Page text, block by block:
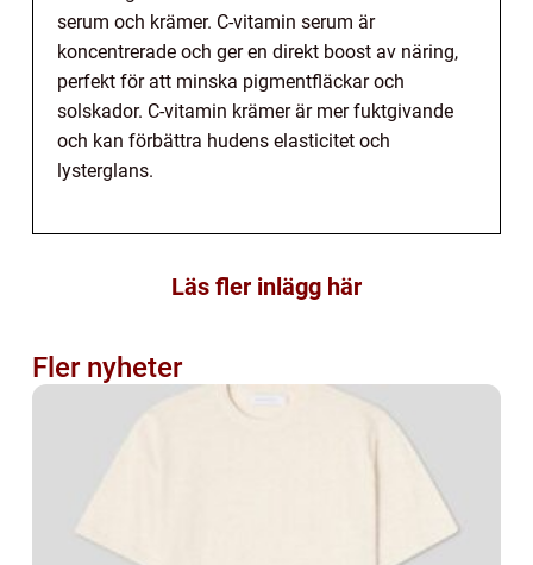
serum och krämer. C-vitamin serum är
koncentrerade och ger en direkt boost av näring,
perfekt för att minska pigmentfläckar och
solskador. C-vitamin krämer är mer fuktgivande
och kan förbättra hudens elasticitet och
lysterglans.
Läs fler inlägg här
Fler nyheter